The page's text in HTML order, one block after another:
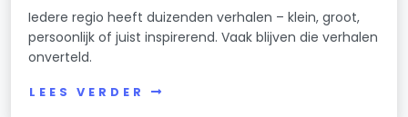
Iedere regio heeft duizenden verhalen – klein, groot,
persoonlijk of juist inspirerend. Vaak blijven die verhalen
onverteld.
LEES VERDER